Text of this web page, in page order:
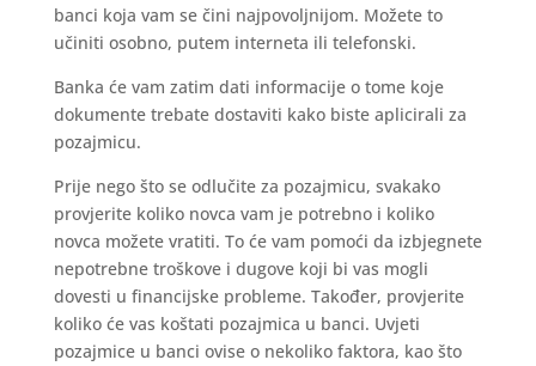
banci koja vam se čini najpovoljnijom. Možete to
učiniti osobno, putem interneta ili telefonski.
Banka će vam zatim dati informacije o tome koje
dokumente trebate dostaviti kako biste aplicirali za
pozajmicu.
Prije nego što se odlučite za pozajmicu, svakako
provjerite koliko novca vam je potrebno i koliko
novca možete vratiti. To će vam pomoći da izbjegnete
nepotrebne troškove i dugove koji bi vas mogli
dovesti u financijske probleme. Također, provjerite
koliko će vas koštati pozajmica u banci. Uvjeti
pozajmice u banci ovise o nekoliko faktora, kao što